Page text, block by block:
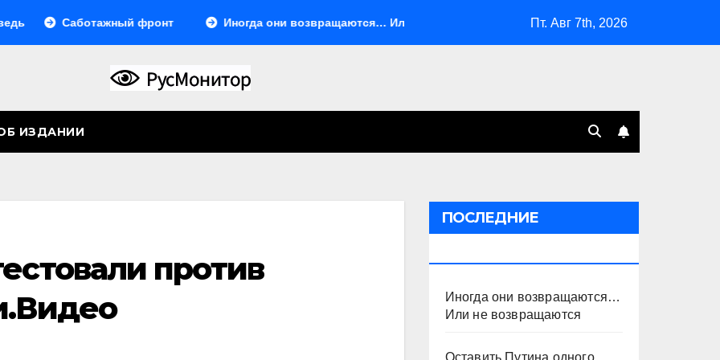
фронт Иногда они возвращаются… Или не возвращаются Оставить Путина одного
Пт. Авг 7th, 2026
ИЗДАНИИ
против
ПОСЛЕДНИЕ
Иногда они возвращаются…
Или не возвращаются
Оставить Путина одного